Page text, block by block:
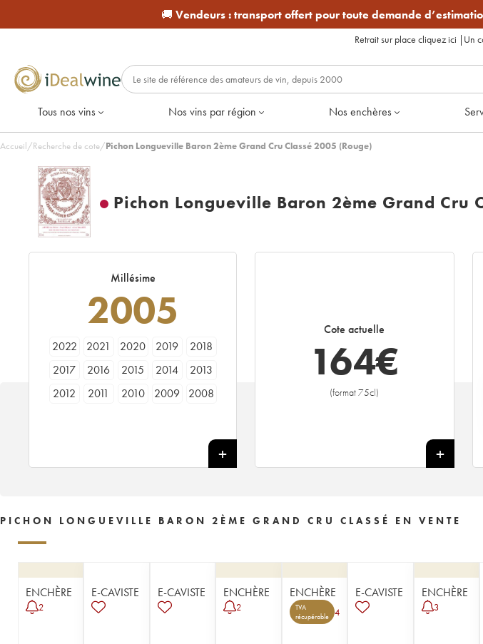
🚚 Vendeurs :transport offert pour toute demande
Retrait sur place cliquez ici | Un
Tous nos vins Nos vins par région Nos enchères
Accueil/Recherche de cote/Pichon Longueville Baron 2ème Grand Cru Classé 2005 (Rouge)
Pichon Longueville Baron 2ème Grand Cru
Millésime
2005
2022 2021 2020 2019
2018
2017
2016 2015 2014
2013
2012
2011 2010 2009
2008
1998
1997
1996 1995 1994
1993
1972
1965 1963
Cote actuelle
164€
(format 75cl)
+
PICHON LONGUEVILLE BARON 2ÈME GRAND CRU CLASSÉ EN VENTE
ENCHÈRE
2
E-CAVISTE E-CAVISTE ENCHÈRE
2
ENCHÈRE
TVA
récupérable
4
E-CAVISTE ENCHÈRE
3